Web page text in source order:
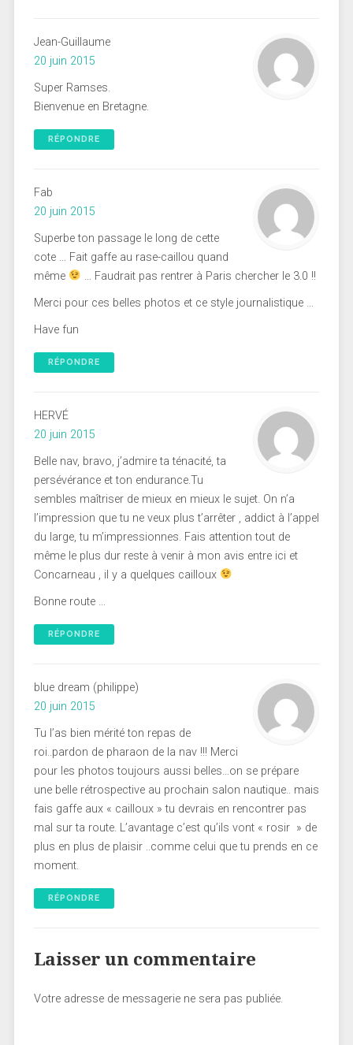
Jean-Guillaume
20 juin 2015
Super Ramses.
Bienvenue en Bretagne.
RÉPONDRE
Fab
20 juin 2015
Superbe ton passage le long de cette
cote … Fait gaffe au rase-caillou quand
même
… Faudrait pas rentrer à Paris chercher le 3.0 !!
Merci pour ces belles photos et ce style journalistique …
Have fun
RÉPONDRE
HERVÉ
20 juin 2015
Belle nav, bravo, j’admire ta ténacité, ta
persévérance et ton endurance.Tu
sembles maîtriser de mieux en mieux le sujet. On n’a
l’impression que tu ne veux plus t’arrêter , addict à l’appel
du large, tu m’impressionnes. Fais attention tout de
même le plus dur reste à venir à mon avis entre ici et
Concarneau , il y a quelques cailloux
Bonne route …
RÉPONDRE
blue dream (philippe)
20 juin 2015
Tu l’as bien mérité ton repas de
roi..pardon de pharaon de la nav !!! Merci
pour les photos toujours aussi belles…on se prépare
une belle rétrospective au prochain salon nautique.. mais
fais gaffe aux « cailloux » tu devrais en rencontrer pas
mal sur ta route. L’avantage c’est qu’ils vont « rosir » de
plus en plus de plaisir ..comme celui que tu prends en ce
moment.
RÉPONDRE
Laisser un commentaire
Votre adresse de messagerie ne sera pas publiée.